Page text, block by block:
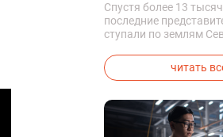
Спустя более 13
последние
ступали по землям
вывели первых
модифицированных
читать